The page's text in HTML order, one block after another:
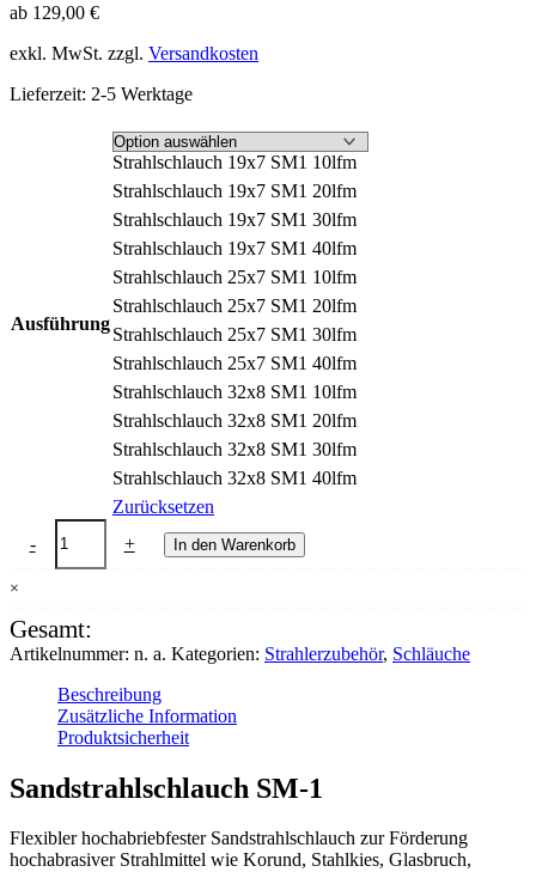
ab 129,00 €
exkl. MwSt. zzgl. Versandkosten
Lieferzeit: 2-5 Werktage
Ausführung
Strahlschlauch 19x7 SM1 10lfm
Strahlschlauch 19x7 SM1 20lfm
Strahlschlauch 19x7 SM1 30lfm
Strahlschlauch 19x7 SM1 40lfm
Strahlschlauch 25x7 SM1 10lfm
Strahlschlauch 25x7 SM1 20lfm
Strahlschlauch 25x7 SM1 30lfm
Strahlschlauch 25x7 SM1 40lfm
Strahlschlauch 32x8 SM1 10lfm
Strahlschlauch 32x8 SM1 20lfm
Strahlschlauch 32x8 SM1 30lfm
Strahlschlauch 32x8 SM1 40lfm
Zurücksetzen
-
Strahlschlauch
SM-
(Abrieb
35mm³)
Menge
+ In den Warenkorb
×
Gesamt:
Artikelnummer: n. a. Kategorien: Strahlerzubehör, Schläuche
Beschreibung
Zusätzliche Information
Produktsicherheit
Sandstrahlschlauch SM-1
Flexibler hochabriebfester Sandstrahlschlauch zur Förderung
hochabrasiver Strahlmittel wie Korund, Stahlkies, Glasbruch,